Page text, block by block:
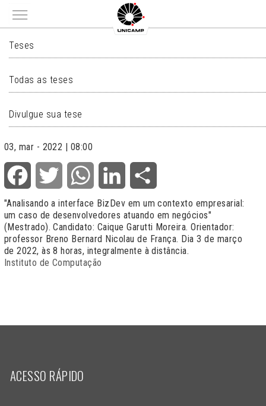
Main menu
TESES
Teses
Todas as teses
Divulgue sua tese
03, mar - 2022 | 08:00
Facebook Twitter WhatsApp LinkedIn
"Analisando a interface BizDev em um contexto empresarial:
um caso de desenvolvedores atuando em negócios"
(Mestrado). Candidato: Caique Garutti Moreira. Orientador:
professor Breno Bernard Nicolau de França. Dia 3 de março
de 2022, às 8 horas, integralmente à distância.
Instituto de Computação
ACESSO RÁPIDO